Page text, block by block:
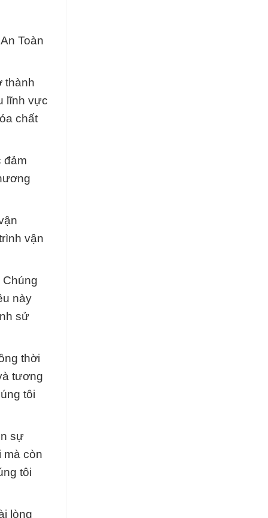
Toàn
thành
lĩnh vực
chất
đảm
vận
Chúng
này
sử
thời
tương
tôi
sự
mà còn
tôi
lòng